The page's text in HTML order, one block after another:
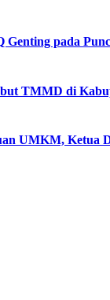
Genting pada
TMMD di
UMKM, Ketua